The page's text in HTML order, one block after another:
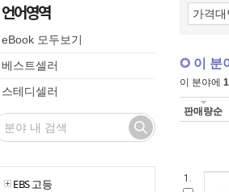
언어영역
eBook 모두보기
베스트셀러
스테디셀러
EBS 고등
이 분
이 분야에
판매량순
1.